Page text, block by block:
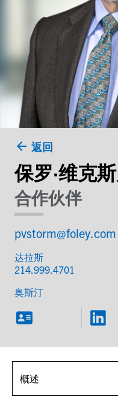
返回
保罗·维克
合作伙伴
pvstorm@foley.com
达拉斯
214.999.4701
奥斯汀